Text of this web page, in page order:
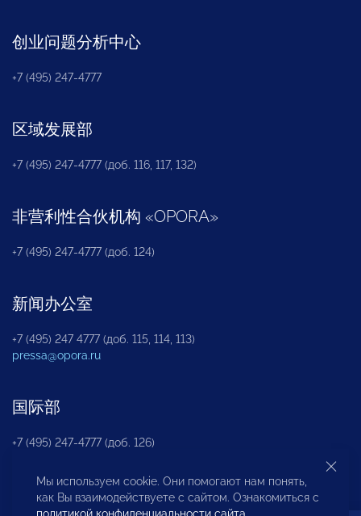
创业问题分析中心
+7 (495) 247-4777
区域发展部
+7 (495) 247-4777 (доб. 116, 117, 132)
非营利性合伙机构 «OPORA»
+7 (495) 247-4777 (доб. 124)
新闻办公室
+7 (495) 247 4777 (доб. 115, 114, 113)
pressa@opora.ru
国际部
+7 (495) 247-4777 (доб. 126)
商投权益保护部
Мы используем cookie. Они помогают нам понять,
как Вы взаимодействуете с сайтом. Ознакомиться с
политикой конфиденциальности сайта